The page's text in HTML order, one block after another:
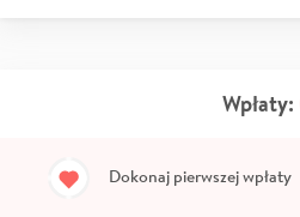
Wpłaty:
Dokonaj pierwszej wpłaty